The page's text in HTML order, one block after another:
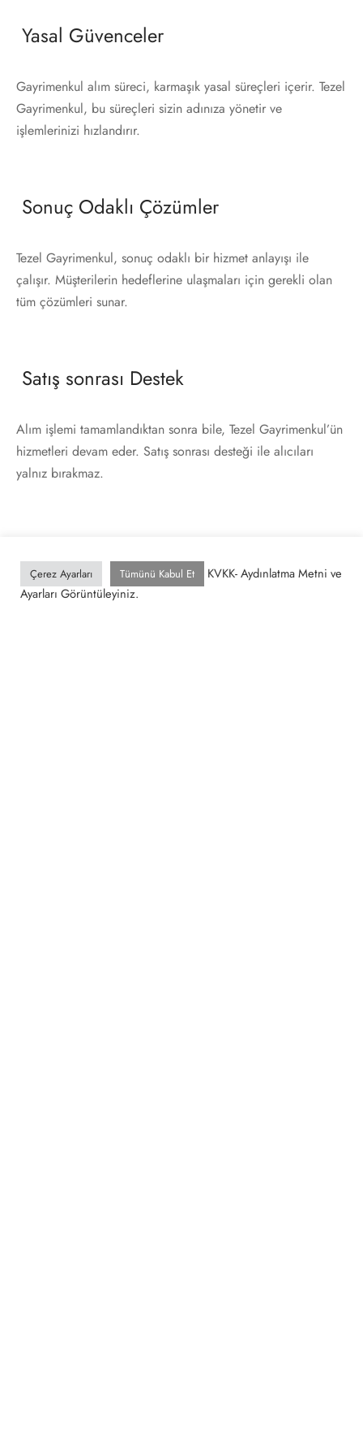
Yasal Güvenceler
Gayrimenkul alım süreci, karmaşık yasal süreçleri içerir. Tezel
Gayrimenkul, bu süreçleri sizin adınıza yönetir ve
işlemlerinizi hızlandırır.
Sonuç Odaklı Çözümler
Tezel Gayrimenkul, sonuç odaklı bir hizmet anlayışı ile
çalışır. Müşterilerin hedeflerine ulaşmaları için gerekli olan
tüm çözümleri sunar.
Satış sonrası Destek
Alım işlemi tamamlandıktan sonra bile, Tezel Gayrimenkul’ün
hizmetleri devam eder. Satış sonrası desteği ile alıcıları
yalnız bırakmaz.
Tezel Gayrimenkul, Türkiye genelindeki arsa, arazi, bina,
Çerez Ayarları Tümünü Kabul Et
KVKK- Aydınlatma Metni ve
Ayarları Görüntüleyiniz.